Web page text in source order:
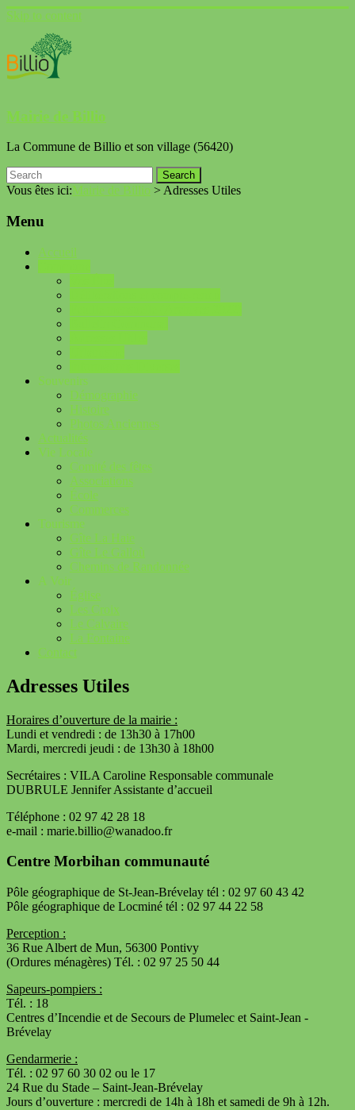
Skip to content
Mairie de Billio
La Commune de Billio et son village (56420)
Vous êtes ici:Mairie de Billio >Adresses Utiles
Menu
Accueil
Souvenirs
Démographie
Histoire
Photos Anciennes
Actualités
Vie Locale
Comité des fêtes
Associations
École
Commerces
Tourisme
Gîte La Haie
Gîte Le Galloù
Chemins de Randonnée
A Voir
Église
Les Croix
Le Calvaire
La Fontaine
Contact
Adresses Utiles
Horaires d’ouverture de la mairie :
Lundi et vendredi : de 13h30 à 17h00
Mardi, mercredi jeudi : de 13h30 à 18h00
Secrétaires : VILA Caroline Responsable communale
DUBRULE Jennifer Assistante d’accueil
Téléphone : 02 97 42 28 18
e-mail : marie.billio@wanadoo.fr
Centre Morbihan communauté
Pôle géographique de St-Jean-Brévelay tél : 02 97 60 43 42
Pôle géographique de Locminé tél : 02 97 44 22 58
Perception :
36 Rue Albert de Mun, 56300 Pontivy
(Ordures ménagères) Tél. : 02 97 25 50 44
Sapeurs-pompiers :
Tél. : 18
Centres d’Incendie et de Secours de Plumelec et Saint-Jean -
Brévelay
Gendarmerie :
Tél. : 02 97 60 30 02 ou le 17
24 Rue du Stade – Saint-Jean-Brévelay
Jours d’ouverture : mercredi de 14h à 18h et samedi de 9h à 12h.